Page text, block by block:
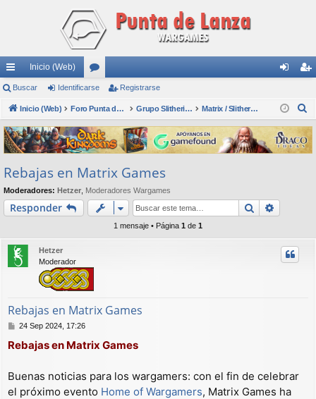
nl
ac
es
rá
pi
do
s
Inicio (Web)
or
os nti
fic
ar
ist
ra
rs
Buscar Identificarse Registrarse
Inicio (Web) Foro Punta de Lanza Wargames Grupo Slitherine Matrix / Slitherine
s
c
Rebajas en Matrix Games
Moderadores: Hetzer Moderadores Wargames
Responder Buscar
1 mensaje • Página 1 de 1
Hetzer
Moderador
Rebajas en Matrix Games
M
n
j
24 Sep 2024, 17:26
Rebajas en Matrix Games
Buenas noticias para los wargamers: con el fin de celebrar
el próximo evento Home of Wargamers, Matrix Games ha